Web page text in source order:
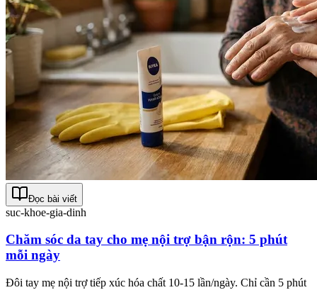
Đọc bài viết
suc-khoe-gia-dinh
Chăm sóc da tay cho mẹ nội trợ bận rộn: 5 phút
mỗi ngày
Đôi tay mẹ nội trợ tiếp xúc hóa chất 10-15 lần/ngày. Chỉ cần 5 phút